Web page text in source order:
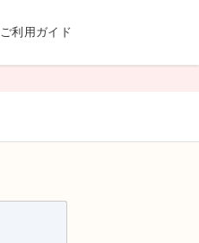
ご利用ガイド